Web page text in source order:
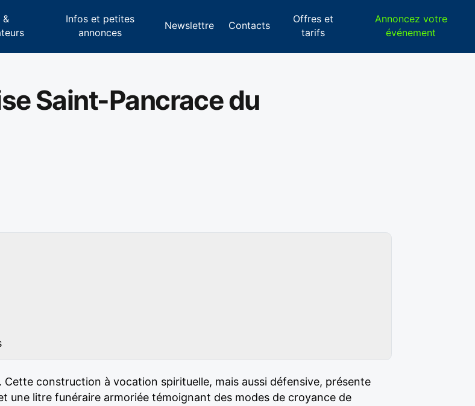
&
Infos et petites
annonces
Newslettre Contacts
Offres et
tarifs
Annoncez votre
événement
Saint-Pancrace du
construction à vocation spirituelle, mais aussi défensive, présente
une litre funéraire armoriée témoignant des modes de croyance de